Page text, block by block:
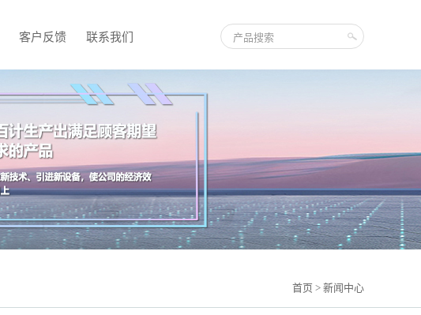
客户反馈 联系我们
首页 > 新闻中心